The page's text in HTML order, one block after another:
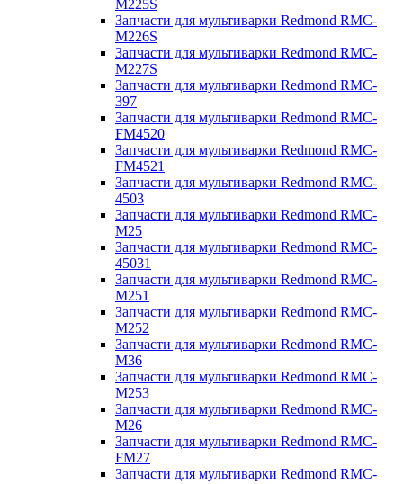
M225S
Запчасти для мультиварки Redmond RMC-
M226S
Запчасти для мультиварки Redmond RMC-
M227S
Запчасти для мультиварки Redmond RMC-
397
Запчасти для мультиварки Redmond RMC-
FM4520
Запчасти для мультиварки Redmond RMC-
FM4521
Запчасти для мультиварки Redmond RMC-
4503
Запчасти для мультиварки Redmond RMC-
M25
Запчасти для мультиварки Redmond RMC-
45031
Запчасти для мультиварки Redmond RMC-
M251
Запчасти для мультиварки Redmond RMC-
M252
Запчасти для мультиварки Redmond RMC-
M36
Запчасти для мультиварки Redmond RMC-
M253
Запчасти для мультиварки Redmond RMC-
M26
Запчасти для мультиварки Redmond RMC-
FM27
Запчасти для мультиварки Redmond RMC-